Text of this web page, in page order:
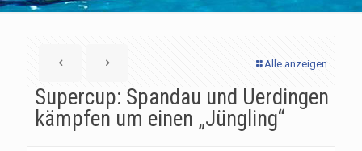
Alle anzeigen
Supercup: Spandau und Uerdingen
kämpfen um einen „Jüngling“